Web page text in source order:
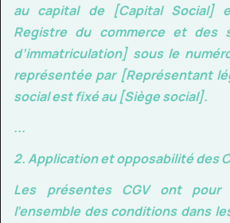
au capital de [Capital Social]
Registre du commerce et des
d’immatriculation]sous le
représentée par [Représentant
social est fixé au[Siège social].
...
2. Application et opposabilitédes
Les présentes CGV ont
l’ensemble des conditionsdans